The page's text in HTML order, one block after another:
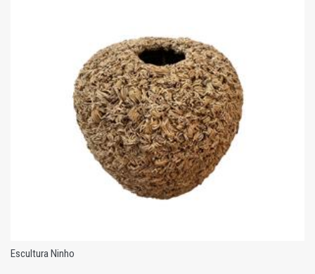
Tronco c/ Pássaros - M
Escultura Ninho